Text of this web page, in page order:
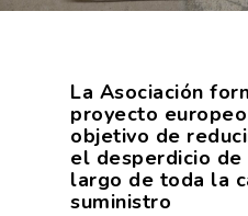
La Asociación
proyecto
objetivo de
el desperdicio
largo de toda la
suministro